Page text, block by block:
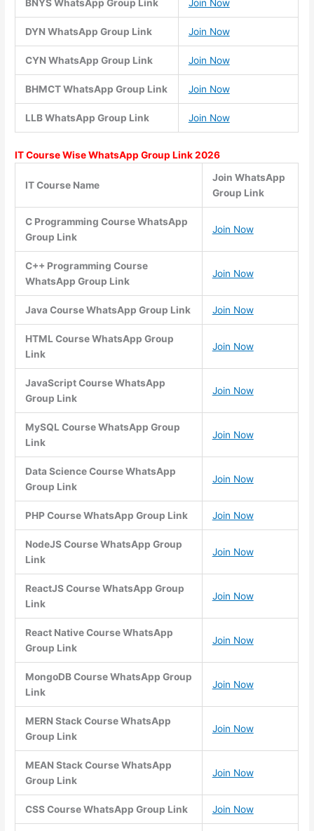
BNYS WhatsApp Group Link Join Now
DYN WhatsApp Group Link Join Now
CYN WhatsApp Group Link Join Now
BHMCT WhatsApp Group Link Join Now
LLB WhatsApp Group Link Join Now
IT Course Wise WhatsApp Group Link 2026
IT Course Name
Join WhatsApp
Group Link
C Programming Course WhatsApp
Group Link
Join Now
C++ Programming Course
WhatsApp Group Link
Join Now
Java Course WhatsApp Group Link Join Now
HTML Course WhatsApp Group
Link
Join Now
JavaScript Course WhatsApp
Group Link
Join Now
MySQL Course WhatsApp Group
Link
Join Now
Data Science Course WhatsApp
Group Link
Join Now
PHP Course WhatsApp Group Link Join Now
NodeJS Course WhatsApp Group
Link
Join Now
ReactJS Course WhatsApp Group
Link
Join Now
React Native Course WhatsApp
Group Link
Join Now
MongoDB Course WhatsApp Group
Link
Join Now
MERN Stack Course WhatsApp
Group Link
Join Now
MEAN Stack Course WhatsApp
Group Link
Join Now
CSS Course WhatsApp Group Link Join Now